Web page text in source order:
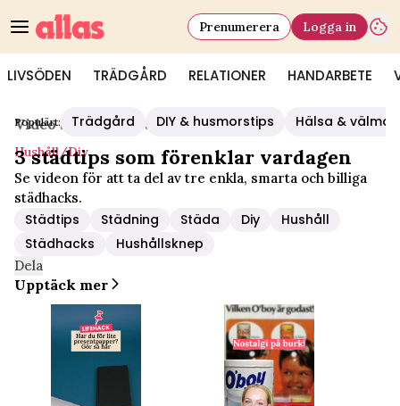
LIVSÖDEN TRÄDGÅRD RELATIONER HANDARBETE
Prenumerera Logga in
Populärt: Trädgård DIY & husmorstips Hälsa &
Video Start/Hushåll/diy
Hushåll/diy
3 städtips som förenklar vardagen
Se videon för att ta del av tre enkla, smarta och billiga
städhacks.
Städtips Städning Städa Diy
Hushåll
Städhacks
Hushållsknep
Dela
Upptäck mer